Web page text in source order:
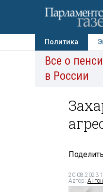
Политика
Авторы
Все о
в России
20.08.2023
Автор: